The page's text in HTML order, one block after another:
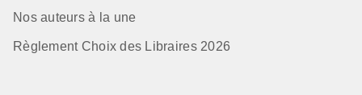
Nos auteurs à la une
Règlement Choix des Libraires 2026